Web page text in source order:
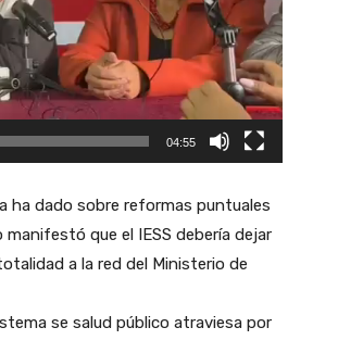
04:55
ha dado sobre reformas puntuales
que el IESS debería dejar
a la red del Ministerio de
se salud público atraviesa por